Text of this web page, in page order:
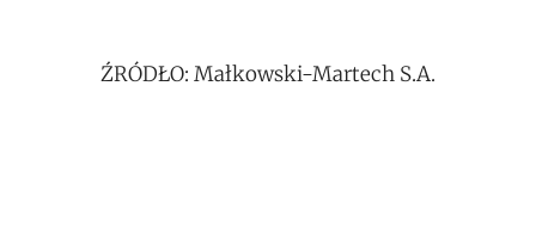
ŹRÓDŁO: Małkowski-Martech S.A.